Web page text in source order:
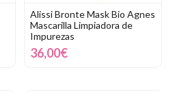
Alissi Bronte Mask Bio Agnes
Mascarilla Limpiadora de
Impurezas
36,00€